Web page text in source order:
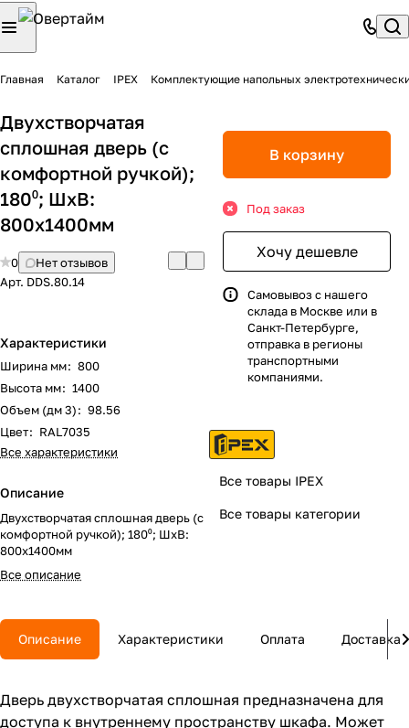
Главная Каталог IPEX Комплектующие напольных
Двухстворчатая
сплошная дверь (с
комфортной ручкой);
180⁰; ШхВ:
800х1400мм
0
Нет отзывов
Арт. DDS.80.14
Характеристики
Ширина мм: 800
Высота мм: 1400
Объем (дм 3): 98.56
Цвет: RAL7035
Все характеристики
Описание
Двухстворчатая сплошная дверь (с
комфортной ручкой); 180⁰; ШхВ:
800х1400мм
Все описание
В корзину
Под заказ
Хочу дешевле
Самовывоз с нашего
склада в Москве или в
Санкт-Петербурге,
отправка в регионы
транспортными
компаниями.
Все товары IPEX
Все товары категории
Описание Характеристики Оплата Доставка
Дверь двухстворчатая сплошная предназначена для
доступа к внутреннему пространству шкафа. Может